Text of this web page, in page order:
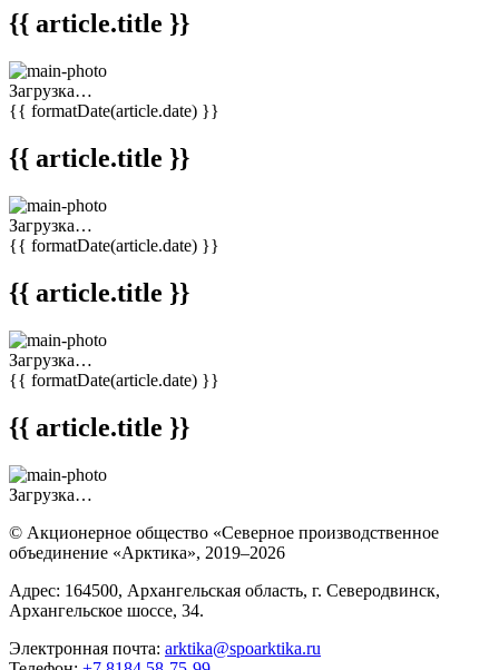
{{ article.title }}
Загрузка…
{{ formatDate(article.date) }}
{{ article.title }}
Загрузка…
{{ formatDate(article.date) }}
{{ article.title }}
Загрузка…
{{ formatDate(article.date) }}
{{ article.title }}
Загрузка…
© Акционерное общество «Северное производственное
объединение «Арктика», 2019–2026
Адрес: 164500, Архангельская область, г. Северодвинск,
Архангельское шоссе, 34.
Электронная почта: arktika@spoarktika.ru